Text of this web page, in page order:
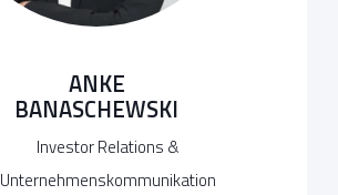
ANKE
BANASCHEWSKI
Investor Relations &
Unternehmenskommunikation